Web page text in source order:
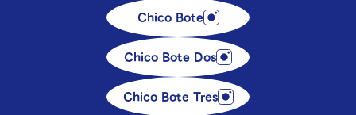
Chico Bote
Chico Bote Dos
Chico Bote Tres